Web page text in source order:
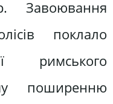
Завоювання
поклало
римського
поширенню